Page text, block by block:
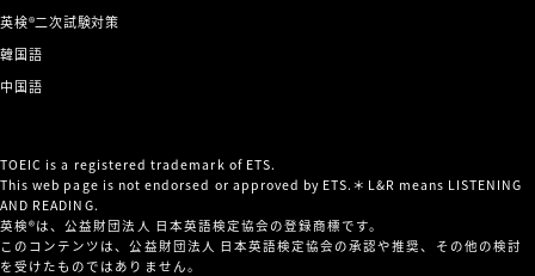
英検®二次試験対策
韓国語
中国語
TOEIC is a registered trademark of ETS.
This web page is not endorsed or approved by ETS.＊L&R means LISTENING
AND READING.
英検®は、公益財団法人 日本英語検定協会の登録商標です。
このコンテンツは、公益財団法人 日本英語検定協会の承認や推奨、その他の検討
を受けたものではありません。